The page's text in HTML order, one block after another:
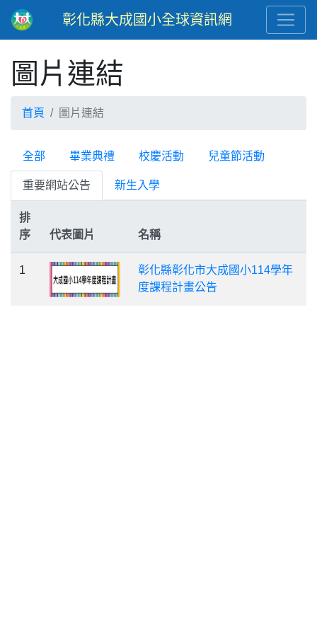
彰化縣大成國小全球資訊網
圖片連結
首頁 圖片連結
全部 畢業典禮 校慶活動 兒童節活動
重要網站公告 新生入學
排
序
代表圖片 名稱
1
彰化縣彰化市大成國小114學年
度課程計畫公告